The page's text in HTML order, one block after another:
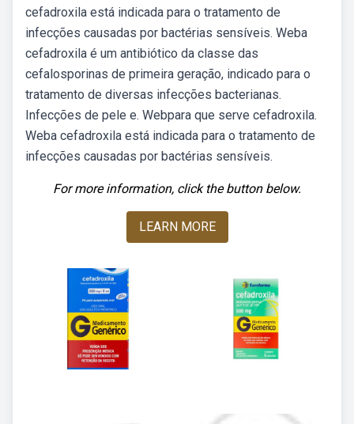
cefadroxila está indicada para o tratamento de
infecções causadas por bactérias sensíveis. Weba
cefadroxila é um antibiótico da classe das
cefalosporinas de primeira geração, indicado para o
tratamento de diversas infecções bacterianas.
Infecções de pele e. Webpara que serve cefadroxila.
Weba cefadroxila está indicada para o tratamento de
infecções causadas por bactérias sensíveis.
For more information, click the button below.
LEARN MORE